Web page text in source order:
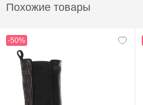
Похожие товары
-50%